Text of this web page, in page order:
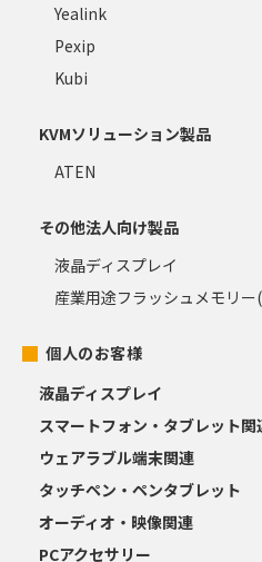
Yealink
Pexip
Kubi
KVMソリューション製品
ATEN
その他法人向け製品
液晶ディスプレイ
産業用途フラッシュメモリー
個人のお客様
液晶ディスプレイ
スマートフォン・タブレット関
ウェアラブル端末関連
タッチペン・ペンタブレット
オーディオ・映像関連
PCアクセサリー